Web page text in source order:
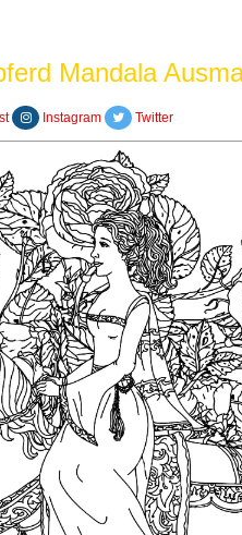
Mandala
Instagram Twitter